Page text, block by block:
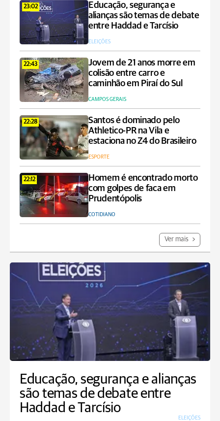
23:02
Educação, segurança e
alianças são temas de debate
entre Haddad e Tarcísio
ELEIÇÕES
22:43
Jovem de 21 anos morre em
colisão entre carro e
caminhão em Piraí do Sul
CAMPOS GERAIS
22:28
Santos é dominado pelo
Athletico-PR na Vila e
estaciona no Z4 do Brasileiro
ESPORTE
22:12
Homem é encontrado morto
com golpes de faca em
Prudentópolis
COTIDIANO
Ver mais
Educação, segurança e alianças
são temas de debate entre
Haddad e Tarcísio
ELEIÇÕES